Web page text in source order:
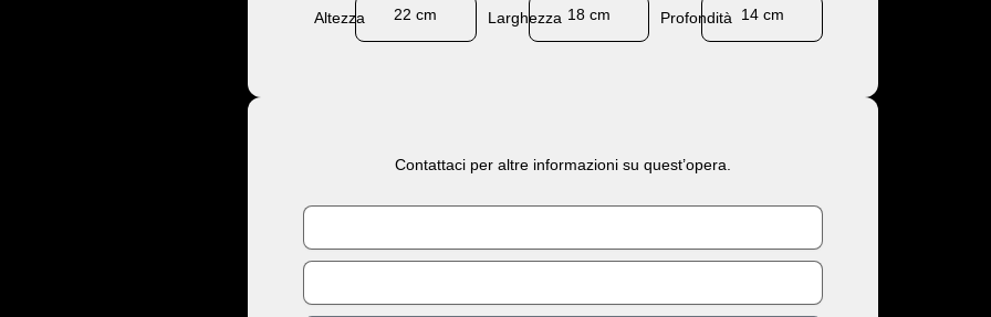
Altezza 22 cm Larghezza 18 cm Profondità 14 cm
Contattaci per altre informazioni su quest’opera.
Nome
Email